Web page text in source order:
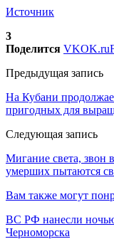
Источник
3
Поделится VKOK.ru
Предыдущая запись
На Кубани
пригодных для
Следующая запись
Мигание света, звон
умерших пытаются
Вам также могут
ВС РФ нанесли
Черноморска